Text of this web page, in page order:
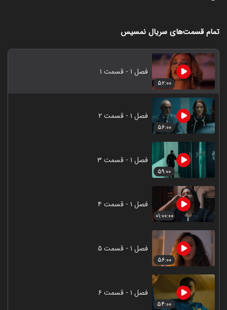
تمام قسمت‌های سریال نمسیس
۵۲:۰۰
فصل ۱ - قسمت ۱
۵۶:۰۰
فصل ۱ - قسمت ۲
۵۹:۰۰
فصل ۱ - قسمت ۳
۰۱:۰۰:۰۰
فصل ۱ - قسمت ۴
۵۶:۰۰
فصل ۱ - قسمت ۵
۵۴:۰۰
فصل ۱ - قسمت ۶